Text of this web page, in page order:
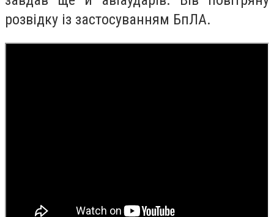
розвідку із застосуванням БпЛА.